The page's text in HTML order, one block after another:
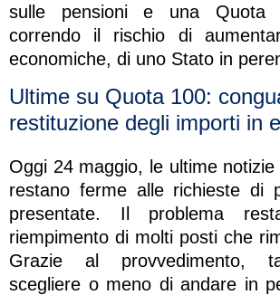
sulle pensioni e una
correndo il rischio di
economiche, di uno Stato in
Ultime su Quota 100:
restituzione degli importi in
Oggi 24 maggio, le ultime
restano ferme alle richieste di
presentate. Il problema
riempimento di molti posti che
Grazie al provvedimento,
scegliere o meno di andare in